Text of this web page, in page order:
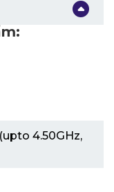
4.50GHz,